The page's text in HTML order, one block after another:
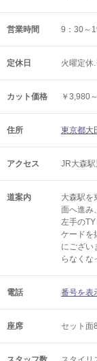
営業時間 9：30～
定休日 火曜定休
カット価格 ￥3,980～
住所 東京都大
アクセス JR大森
道案内
大森駅を
面へ進み
左手の
ケードを
にござい
らなくな
電話 番号を表
座席 セット面